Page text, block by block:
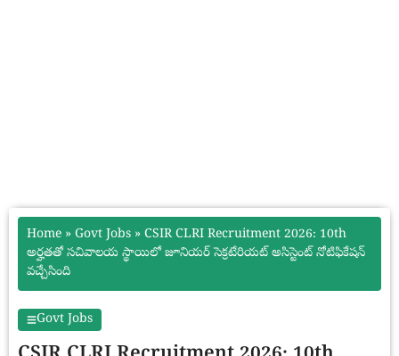
Home » Govt Jobs » CSIR CLRI Recruitment 2026: 10th
అర్హతతో సచివాలయ స్థాయిలో జూనియర్ సెక్రటేరియట్ అసిస్టెంట్ నోటిఫికేషన్
వచ్చేసింది
Govt Jobs